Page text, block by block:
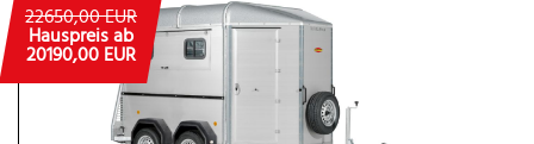
22650,00 EUR
Hauspreis ab
20190,00 EUR